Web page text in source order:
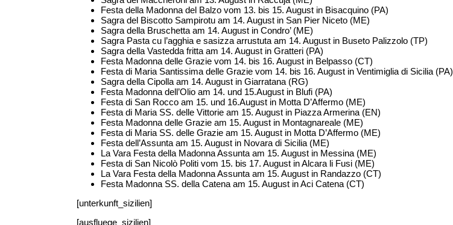
Festa della Madonna del Balzo vom 13. bis 15. August in Bisacquino (PA)
Sagra del Biscotto Sampirotu am 14. August in San Pier Niceto (ME)
Sagra della Bruschetta am 14. August in Condro’ (ME)
Sagra Pasta cu l’agghia e sasizza arrustuta am 14. August in Buseto Palizzolo (TP)
Sagra della Vastedda fritta am 14. August in Gratteri (PA)
Festa Madonna delle Grazie vom 14. bis 16. August in Belpasso (CT)
Festa di Maria Santissima delle Grazie vom 14. bis 16. August in Ventimiglia di Sicilia (PA)
Sagra della Cipolla am 14. August in Giarratana (RG)
Festa Madonna dell’Olio am 14. und 15.August in Blufi (PA)
Festa di San Rocco am 15. und 16.August in Motta D’Affermo (ME)
Festa di Maria SS. delle Vittorie am 15. August in Piazza Armerina (EN)
Festa Madonna delle Grazie am 15. August in Montagnareale (ME)
Festa di Maria SS. delle Grazie am 15. August in Motta D’Affermo (ME)
Festa dell’Assunta am 15. August in Novara di Sicilia (ME)
La Vara Festa della Madonna Assunta am 15. August in Messina (ME)
Festa di San Nicolò Politi vom 15. bis 17. August in Alcara li Fusi (ME)
La Vara Festa della Madonna Assunta am 15. August in Randazzo (CT)
Festa Madonna SS. della Catena am 15. August in Aci Catena (CT)
[unterkunft_sizilien]
[ausfluege_sizilien]